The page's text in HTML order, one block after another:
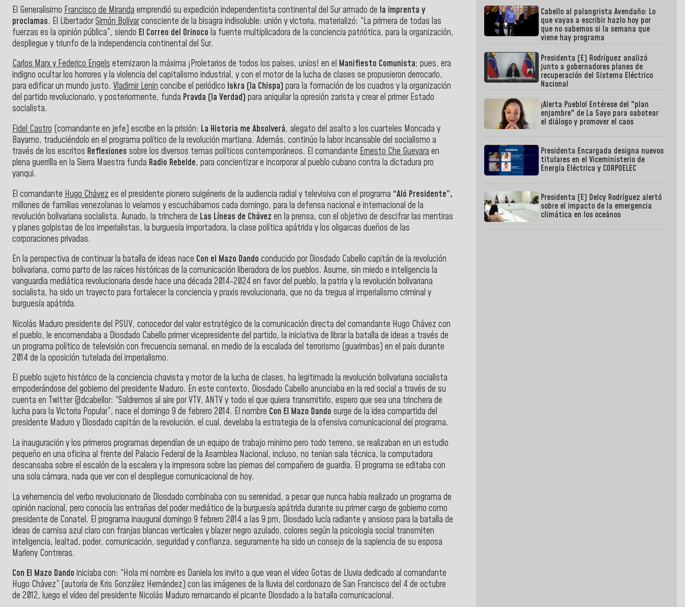
El Generalísimo Francisco de Mirandaemprendió su expedición independentista continental del Sur armado de la imprenta y
proclamas. El LibertadorSimón Bolívarconsciente de la bisagra indisoluble: unión y victoria, materializó: “La primera de todas las
fuerzas es la opinión pública”, siendo El Correo del Orinoco la fuente multiplicadora de la conciencia patriótica, para la organización,
despliegue y triunfo de la independencia continental del Sur.
Carlos Marx y Federico Engelseternizaron la máxima ¡Proletarios de todos los países, uníos! en el Manifiesto Comunista; pues, era
indigno ocultar los horrores y la violencia del capitalismo industrial, y con el motor de la lucha de clases se propusieron derrocarlo,
para edificar un mundo justo. Vladimir Leninconcibe el periódico Iskra (la Chispa) para la formación de los cuadros y la organización
del partido revolucionario, y posteriormente, funda Pravda (la Verdad) para aniquilar la opresión zarista y crear el primer Estado
socialista.
Fidel Castro (comandante en jefe) escribe en la prisión: La Historia me Absolverá, alegato del asalto a los cuarteles Moncada y
Bayamo, traduciéndolo en el programa político de la revolución martiana. Además, continúo la labor incansable del socialismo a
través de los escritos Reflexiones sobre los diversos temas políticos contemporáneos. El comandante Ernesto Che Guevaraen
plena guerrilla en la Sierra Maestra funda Radio Rebelde, para concientizar e incorporar al pueblo cubano contra la dictadura pro
yanqui.
El comandante Hugo Chávez es el presidente pionero suigéneris de la audiencia radial y televisiva con el programa “Aló Presidente”,
millones de familias venezolanas lo veíamos y escuchábamos cada domingo, para la defensa nacional e internacional de la
revolución bolivariana socialista. Aunado, la trinchera de Las Líneas de Chávez en la prensa, con el objetivo de descifrar las mentiras
y planes golpistas de los imperialistas, la burguesía importadora, la clase política apátrida y los oligarcas dueños de las
corporaciones privadas.
En la perspectiva de continuar la batalla de ideas nace Con el Mazo Dando conducido por Diosdado Cabello capitán de la revolución
bolivariana, como parto de las raíces históricas de la comunicación liberadora de los pueblos. Asume, sin miedo e inteligencia la
vanguardia mediática revolucionaria desde hace una década 2014-2024 en favor del pueblo, la patria y la revolución bolivariana
socialista, ha sido un trayecto para fortalecer la conciencia y praxis revolucionaria, que no da tregua al imperialismo criminal y
burguesía apátrida.
Nicolás Maduro presidente del PSUV, conocedor del valor estratégico de la comunicación directa del comandante Hugo Chávez con
el pueblo, le encomendaba a Diosdado Cabello primer vicepresidente del partido, la iniciativa de librar la batalla de ideas a través de
un programa político de televisión con frecuencia semanal, en medio de la escalada del terrorismo (guarimbas) en el país durante
2014 de la oposición tutelada del imperialismo.
El pueblo sujeto histórico de la conciencia chavista y motor de la lucha de clases, ha legitimado la revolución bolivariana socialista
empoderándose del gobierno del presidente Maduro. En este contexto, Diosdado Cabello anunciaba en la red social a través de su
cuenta en Twitter @dcabellor: “Saldremos al aire por VTV, ANTV y todo el que quiera transmitirlo, espero que sea una trinchera de
lucha para la Victoria Popular”, nace el domingo 9 de febrero 2014. El nombre Con El Mazo Dando surge de la idea compartida del
presidente Maduro y Diosdado capitán de la revolución, el cual, develaba la estrategia de la ofensiva comunicacional del programa.
La inauguración y los primeros programas dependían de un equipo de trabajo mínimo pero todo terreno, se realizaban en un estudio
pequeño en una oficina al frente del Palacio Federal de la Asamblea Nacional, incluso, no tenían sala técnica, la computadora
descansaba sobre el escalón de la escalera y la impresora sobre las piernas del compañero de guardia. El programa se editaba con
una sola cámara, nada que ver con el despliegue comunicacional de hoy.
La vehemencia del verbo revolucionario de Diosdado combinaba con su serenidad, a pesar que nunca había realizado un programa de
opinión nacional, pero conocía las entrañas del poder mediático de la burguesía apátrida durante su primer cargo de gobierno como
presidente de Conatel. El programa inaugural domingo 9 febrero 2014 a las 9 pm, Diosdado lucía radiante y ansioso para la batalla de
ideas de camisa azul claro con franjas blancas verticales y blazer negro azulado, colores según la psicología social transmiten
inteligencia, lealtad, poder, comunicación, seguridad y confianza, seguramente ha sido un consejo de la sapiencia de su esposa
Marleny Contreras.
Con El Mazo Dando iniciaba con: “Hola mi nombre es Daniela los invito a que vean el vídeo Gotas de Lluvia dedicado al comandante
Hugo Chávez” (autoría de Kris González Hernández) con las imágenes de la lluvia del cordonazo de San Francisco del 4 de octubre
de 2012, luego el vídeo del presidente Nicolás Maduro remarcando el picante Diosdado a la batalla comunicacional.
Cabello al palangrista Avendaño: Lo
que vayas a escribir hazlo hoy por
que no sabemos si la semana que
viene hay programa
Presidenta (E) Rodríguez analizó
junto a gobernadores planes de
recuperación del Sistema Eléctrico
Nacional
¡Alerta Pueblo! Entérese del "plan
enjambre" de La Sayo para sabotear
el diálogo y promover el caos
Presidenta Encargada designa nuevos
titulares en el Viceministerio de
Energía Eléctrica y CORPOELEC
Presidenta (E) Delcy Rodríguez alertó
sobre el impacto de la emergencia
climática en los oceános